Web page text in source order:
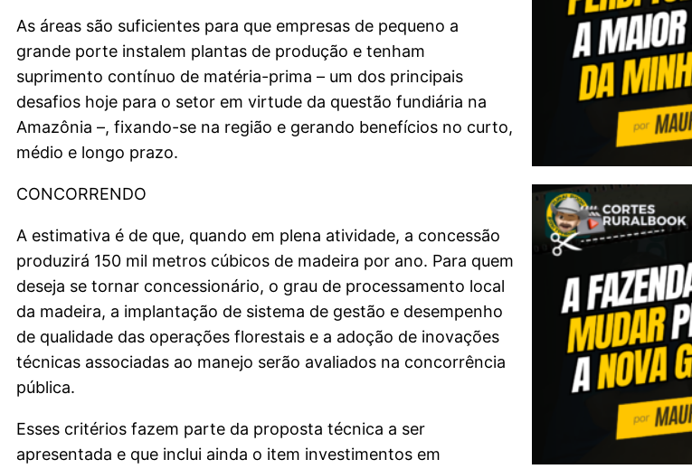
As áreas são suficientes para que empresas de pequeno a
grande porte instalem plantas de produção e tenham
suprimento contínuo de matéria-prima – um dos principais
desafios hoje para o setor em virtude da questão fundiária na
Amazônia –, fixando-se na região e gerando benefícios no curto,
médio e longo prazo.
CONCORRENDO
A estimativa é de que, quando em plena atividade, a concessão
produzirá 150 mil metros cúbicos de madeira por ano. Para quem
deseja se tornar concessionário, o grau de processamento local
da madeira, a implantação de sistema de gestão e desempenho
de qualidade das operações florestais e a adoção de inovações
técnicas associadas ao manejo serão avaliados na concorrência
pública.
Esses critérios fazem parte da proposta técnica a ser
apresentada e que inclui ainda o item investimentos em